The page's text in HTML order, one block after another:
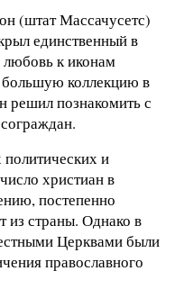
(штат Массачусетс)
единственный в
к иконам
коллекцию в
решил познакомить с
и
христиан в
постепенно
из страны. Однако в
Церквами были
православного